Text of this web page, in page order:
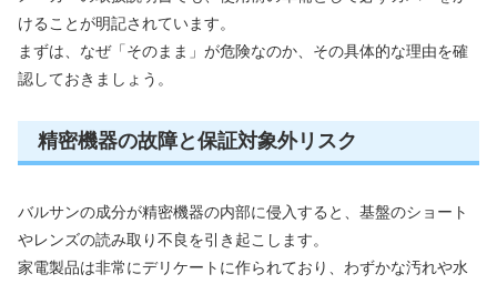
けることが明記されています。
まずは、なぜ「そのまま」が危険なのか、その具体的な理由を確
認しておきましょう。
精密機器の故障と保証対象外リスク
バルサンの成分が精密機器の内部に侵入すると、基盤のショート
やレンズの読み取り不良を引き起こします。
家電製品は非常にデリケートに作られており、わずかな汚れや水